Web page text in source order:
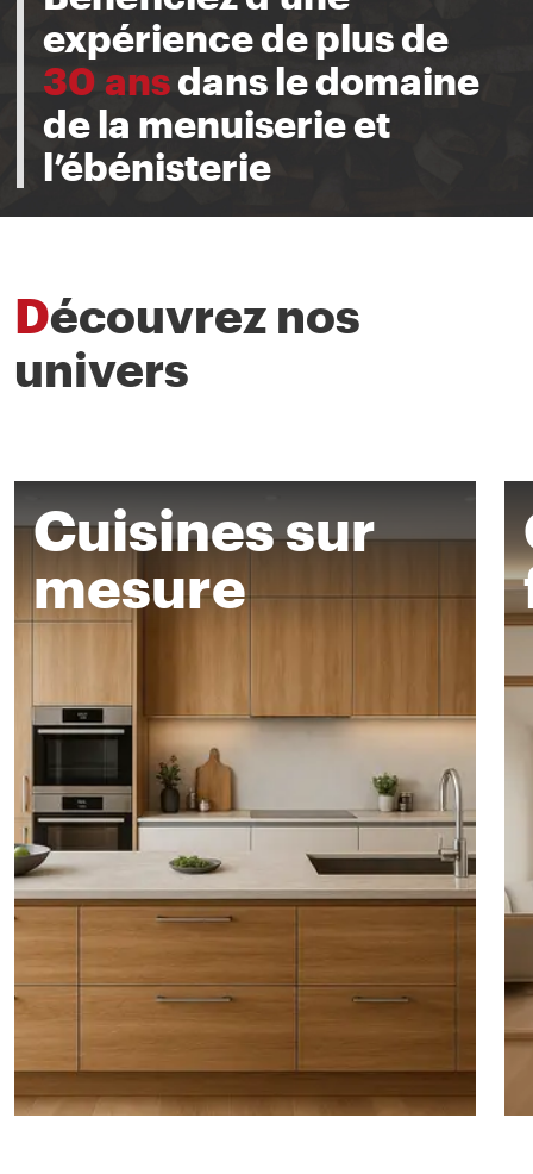
expérience de plus de
30 ansdans le domaine
de la menuiserie et
l’ébénisterie
Découvrez nos
univers
Cuisines sur
mesure